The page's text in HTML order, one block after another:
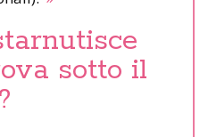
sotto il